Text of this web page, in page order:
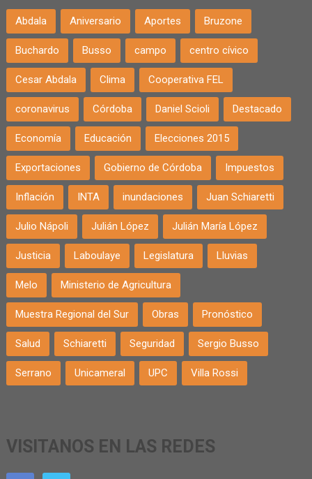
Abdala Aniversario Aportes Bruzone
Buchardo Busso campo centro cívico
Cesar Abdala Clima Cooperativa FEL
coronavirus Córdoba Daniel Scioli Destacado
Economía Educación Elecciones 2015
Exportaciones Gobierno de Córdoba Impuestos
Inflación INTA inundaciones Juan Schiaretti
Julio Nápoli Julián López Julián María López
Justicia Laboulaye Legislatura Lluvias
Melo Ministerio de Agricultura
Muestra Regional del Sur Obras Pronóstico
Salud Schiaretti Seguridad Sergio Busso
Serrano Unicameral UPC Villa Rossi
VISITANOS EN LAS REDES